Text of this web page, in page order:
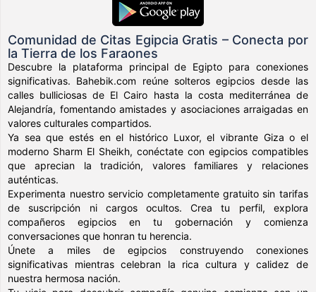
Comunidad de Citas Egipcia Gratis – Conecta por
la Tierra de los Faraones
Descubre la plataforma principal de Egipto para conexiones
significativas. Bahebik.com reúne solteros egipcios desde las
calles bulliciosas de El Cairo hasta la costa mediterránea de
Alejandría, fomentando amistades y asociaciones arraigadas en
valores culturales compartidos.
Ya sea que estés en el histórico Luxor, el vibrante Giza o el
moderno Sharm El Sheikh, conéctate con egipcios compatibles
que aprecian la tradición, valores familiares y relaciones
auténticas.
Experimenta nuestro servicio completamente gratuito sin tarifas
de suscripción ni cargos ocultos. Crea tu perfil, explora
compañeros egipcios en tu gobernación y comienza
conversaciones que honran tu herencia.
Únete a miles de egipcios construyendo conexiones
significativas mientras celebran la rica cultura y calidez de
nuestra hermosa nación.